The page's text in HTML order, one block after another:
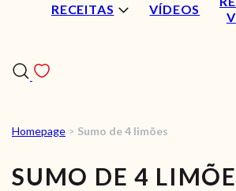
RECEITAS VÍDEOS
RECEITAS
VÍDEOS
Homepage > Sumo de 4 limões
SUMO DE 4